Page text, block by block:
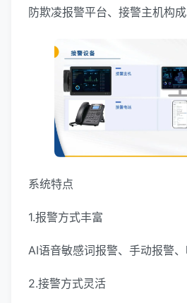
防欺凌报警平台、接警主机构成
系统特点
1.报警方式丰富
AI语音敏感词报警、手动报警、
2.接警方式灵活